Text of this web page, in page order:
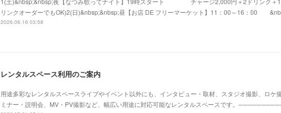
リンクオーダーでもOK)2(日)&nbsp;&nbsp;昼【お店 DE フリーマーケット】11：00～16：00
2026.06.16 03:58
レンタルスペース利用のご案内
用途多彩なレンタルスペースライブやイベント以外にも、インタビュー・取材、スタジオ撮影、ロケ
ミナー・説明会、MV・PV撮影など、幅広い用途に対応可能なレンタルスペースです。